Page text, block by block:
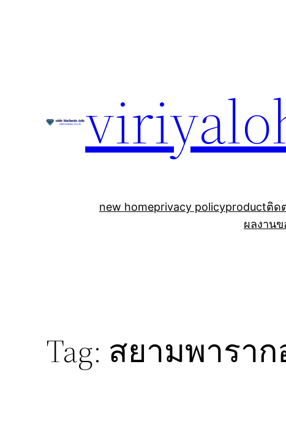
new homeprivacy policyproductติด
ผลงานข
Tag: สยามพารา